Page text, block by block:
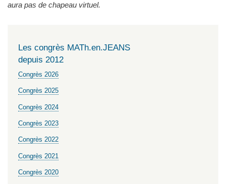
aura pas de chapeau virtuel.
Les congrès MATh.en.JEANS
depuis 2012
Congrès 2026
Congrès 2025
Congrès 2024
Congrès 2023
Congrès 2022
Congrès 2021
Congrès 2020